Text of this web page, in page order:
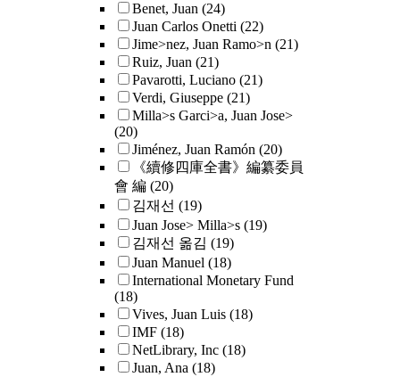
Benet, Juan (24)
Juan Carlos Onetti (22)
Jime>nez, Juan Ramo>n (21)
Ruiz, Juan (21)
Pavarotti, Luciano (21)
Verdi, Giuseppe (21)
Milla>s Garci>a, Juan Jose>
(20)
Jiménez, Juan Ramón (20)
《續修四庫全書》編纂委員
會 編 (20)
김재선 (19)
Juan Jose> Milla>s (19)
김재선 옮김 (19)
Juan Manuel (18)
International Monetary Fund
(18)
Vives, Juan Luis (18)
IMF (18)
NetLibrary, Inc (18)
Juan, Ana (18)